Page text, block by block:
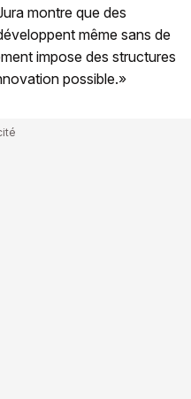
montre que des
même sans de
impose des structures
possible.»